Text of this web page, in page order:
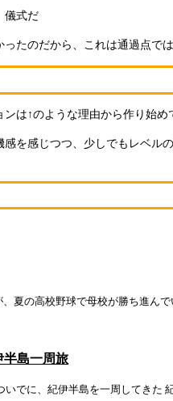
儀式だ
たのだから、これは通過点で
は↑のような理由から作り始め
を感じつつ、少しでもレベル
夏の高校野球で母校が勝ち進ん
半島一周旅
でに、紀伊半島を一周してきた